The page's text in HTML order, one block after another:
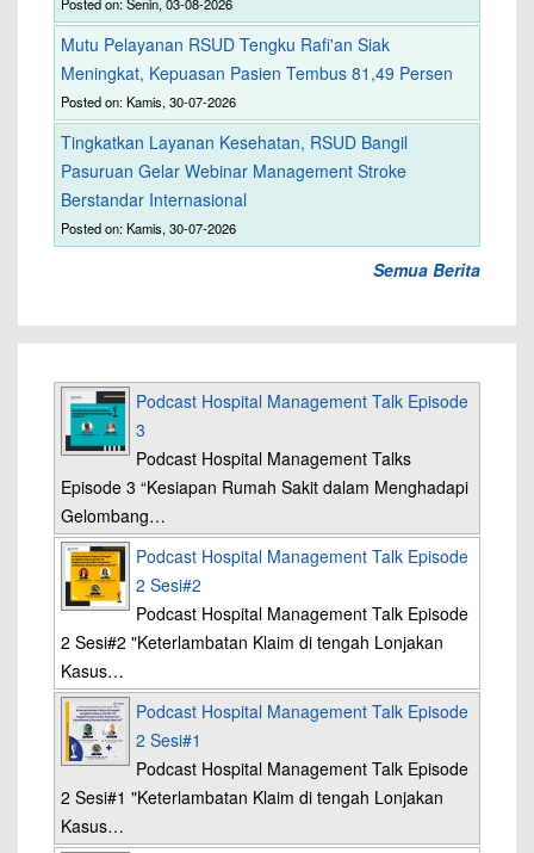
Mutu Pelayanan RSUD Tengku Rafi'an Siak
Meningkat, Kepuasan Pasien Tembus 81,49 Persen
Posted on: Kamis, 30-07-2026
Tingkatkan Layanan Kesehatan, RSUD Bangil
Pasuruan Gelar Webinar Management Stroke
Berstandar Internasional
Posted on: Kamis, 30-07-2026
Semua Berita
Podcast Hospital Management Talk Episode
3
Podcast Hospital Management Talks
Episode 3 “Kesiapan Rumah Sakit dalam Menghadapi
Gelombang…
Podcast Hospital Management Talk Episode
2 Sesi#2
Podcast Hospital Management Talk Episode
2 Sesi#2 "Keterlambatan Klaim di tengah Lonjakan
Kasus…
Podcast Hospital Management Talk Episode
2 Sesi#1
Podcast Hospital Management Talk Episode
2 Sesi#1 "Keterlambatan Klaim di tengah Lonjakan
Kasus…